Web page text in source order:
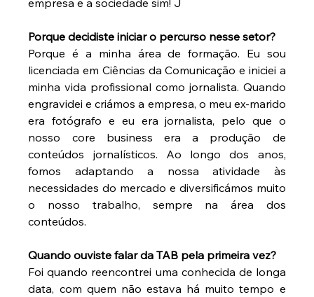
Porque decidiste iniciar o percurso nesse setor?
Porque é a minha área de formação. Eu sou
licenciada em Ciências da Comunicação e iniciei a
minha vida profissional como jornalista. Quando
engravidei e criámos a empresa, o meu ex-marido
era fotógrafo e eu era jornalista, pelo que o
nosso core business era a produção de
conteúdos jornalísticos. Ao longo dos anos,
fomos adaptando a nossa atividade às
necessidades do mercado e diversificámos muito
o nosso trabalho, sempre na área dos
conteúdos.
Quando ouviste falar da TAB pela primeira vez?
Foi quando reencontrei uma conhecida de longa
data, com quem não estava há muito tempo e